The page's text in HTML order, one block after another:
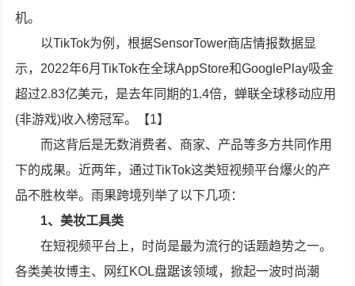
机。
以TikTok为例，根据SensorTower商店情报数据显
示，2022年6月TikTok在全球AppStore和GooglePlay吸金
超过2.83亿美元，是去年同期的1.4倍，蝉联全球移动应用
(非游戏)收入榜冠军。【1】
而这背后是无数消费者、商家、产品等多方共同作用
下的成果。近两年，通过TikTok这类短视频平台爆火的产
品不胜枚举。雨果跨境列举了以下几项：
1、美妆工具类
在短视频平台上，时尚是最为流行的话题趋势之一。
各类美妆博主、网红KOL盘踞该领域，掀起一波时尚潮